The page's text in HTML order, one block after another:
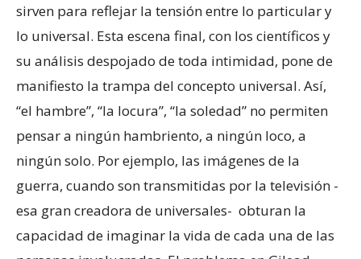
sirven para reflejar la tensión entre lo particular y
lo universal. Esta escena final, con los científicos y
su análisis despojado de toda intimidad, pone de
manifiesto la trampa del concepto universal. Así,
“el hambre”, “la locura”, “la soledad” no permiten
pensar a ningún hambriento, a ningún loco, a
ningún solo. Por ejemplo, las imágenes de la
guerra, cuando son transmitidas por la televisión -
esa gran creadora de universales- obturan la
capacidad de imaginar la vida de cada una de las